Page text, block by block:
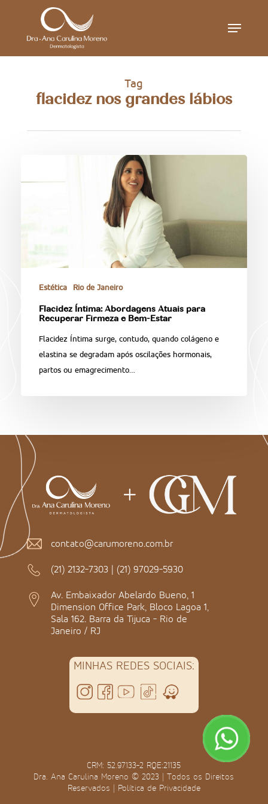
Menu
Tag
flacidez nos grandes lábios
Estética Rio de Janeiro
Flacidez Íntima: Abordagens Atuais para
Recuperar Firmeza e Bem-Estar
Flacidez Íntima surge, contudo, quando colágeno e
elastina se degradam após oscilações hormonais,
partos ou emagrecimento…
contato@carumoreno.com.br
(21) 2132-7303 | (21) 97029-5930
Av. Embaixador Abelardo Bueno, 1
Dimension Office Park, Bloco Lagoa 1,
Sala 162. Barra da Tijuca - Rio de
Janeiro / RJ
MINHAS REDES SOCIAIS:
CRM: 52.97133-2 RQE:21135
Dra. Ana Carulina Moreno © 2023 | Todos os Direitos
Reservados | Política de Privacidade